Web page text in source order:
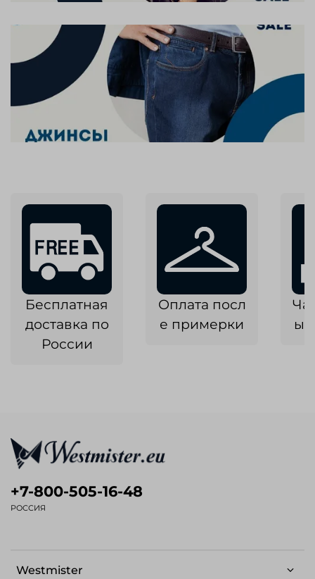
Бесплатная
доставка по
России
Оплата посл
е примерки
Westmister
+7-800-505-16-48
РОССИЯ